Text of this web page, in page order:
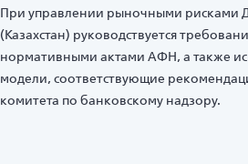
При управлении рыночными рисками
(Казахстан) руководствуется
нормативными актами АФН, а также
модели, соответствующие
комитета по банковскому надзору.